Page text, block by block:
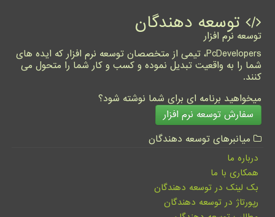
توسعه دهندگان
توسعه نرم افزار
PcDevelopers، تیمی از متخصصان توسعه نرم افزار که ایده های
شما را به واقعیت تبدیل نموده و کسب و کار شما را متحول می
کنند.
میخواهید برنامه ای برای شما نوشته شود؟
سفارش توسعه نرم افزار
میانبرهای توسعه دهندگان
درباره ما
همکاری با ما
بک لینک در توسعه دهندگان
رپورتاژ در توسعه دهندگان